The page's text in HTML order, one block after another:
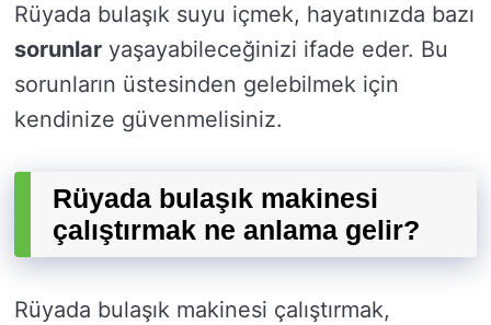
Rüyada bulaşık suyu içmek, hayatınızda bazı
sorunlar yaşayabileceğinizi ifade eder. Bu
sorunların üstesinden gelebilmek için
kendinize güvenmelisiniz.
Rüyada bulaşık makinesi
çalıştırmak ne anlama gelir?
Rüyada bulaşık makinesi çalıştırmak,